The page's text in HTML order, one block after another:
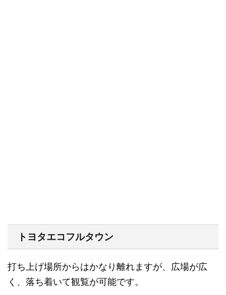
トヨタエコフルタウン
打ち上げ場所からはかなり離れますが、広場が広
く、落ち着いて観覧が可能です。